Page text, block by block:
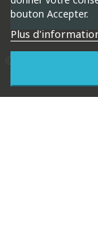
bouton Accepter.
Plus